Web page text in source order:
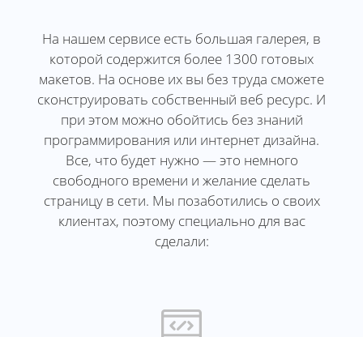
На нашем сервисе есть большая галерея, в
которой содержится более 1300 готовых
макетов. На основе их вы без труда сможете
сконструировать собственный веб ресурс. И
при этом можно обойтись без знаний
программирования или интернет дизайна.
Все, что будет нужно — это немного
свободного времени и желание сделать
страницу в сети. Мы позаботились о своих
клиентах, поэтому специально для вас
сделали: